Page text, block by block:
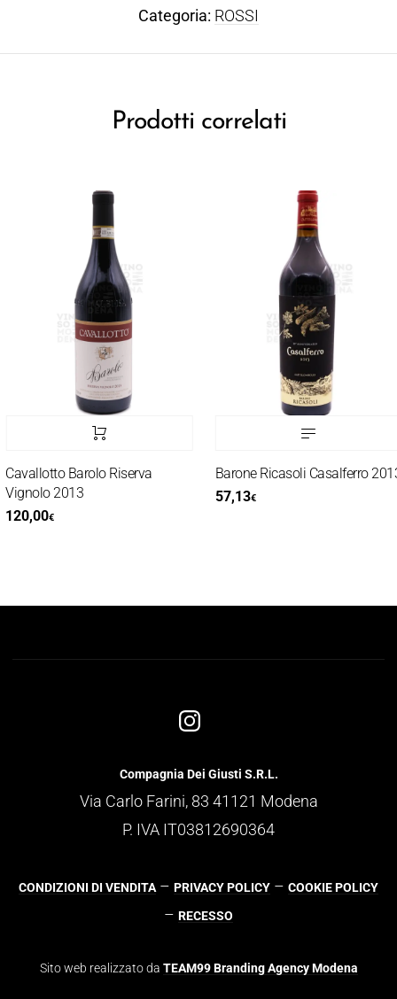
Categoria: ROSSI
Prodotti correlati
Barolo Riserva
2013
€
Barone Ricasoli Casalferro 2013
57,13€
Compagnia Dei Giusti S.R.L.
Via Carlo Farini, 83 41121 Modena
P. IVA IT03812690364
CONDIZIONI DI VENDITA – PRIVACY POLICY – COOKIE POLICY
– RECESSO
Sito web realizzato da TEAM99 Branding Agency Modena